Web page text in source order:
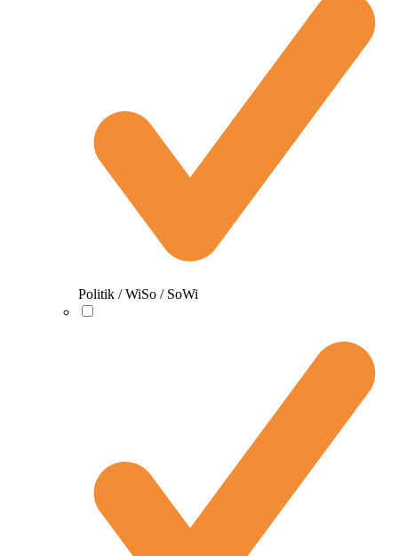
Politik / WiSo / SoWi